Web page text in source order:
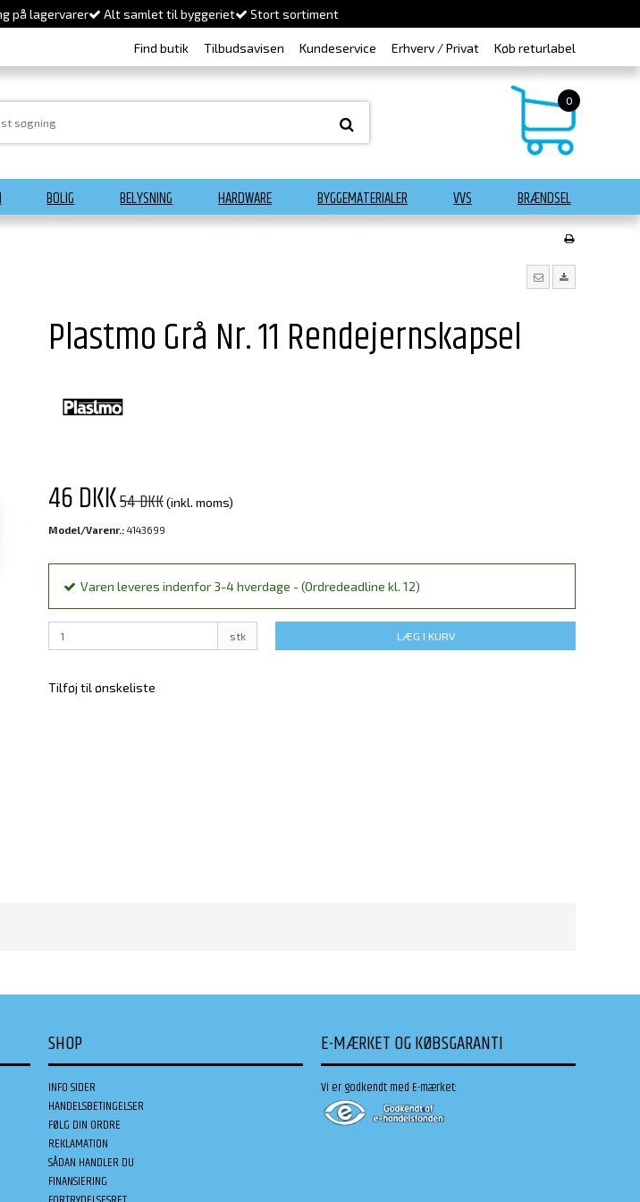
på lagervarer Alt samlet til byggeriet Stort sortiment
Find butik Tilbudsavisen Kundeservice Erhverv / Privat Køb returlabel
0
BOLIG BELYSNING HARDWARE BYGGEMATERIALER VVS BRÆNDSEL
Plastmo Grå Nr. 11 Rendejernskapsel
46 DKK54 DKK(inkl. moms)
Model/Varenr.: 4143699
Varen leveres indenfor 3-4 hverdage - (Ordredeadline kl. 12)
stk LÆG I KURV
Tilføj til ønskeliste
SHOP
INFO SIDER
HANDELSBETINGELSER
FØLG DIN ORDRE
REKLAMATION
SÅDAN HANDLER DU
FINANSIERING
E-MÆRKET OG KØBSGARANTI
Vi er godkendt med E-mærket: